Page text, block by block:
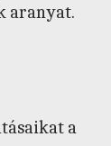
aranyat.
a